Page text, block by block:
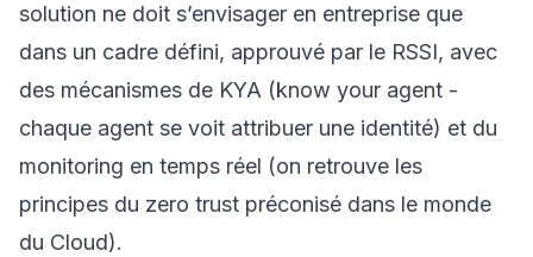
solution ne doit s’envisager en entreprise que
dans un cadre défini, approuvé par le RSSI, avec
des mécanismes de KYA (know your agent -
chaque agent se voit attribuer une identité) et du
monitoring en temps réel (on retrouve les
principes du zero trust préconisé dans le monde
du Cloud).